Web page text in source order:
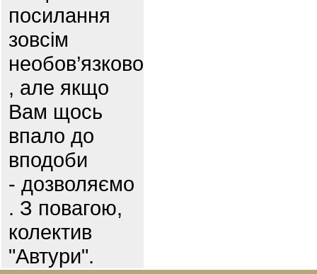
посилання
зовсім
необов’язково
, але якщо
Вам щось
впало до
вподоби
- дозволяємо
. З повагою,
колектив
"Автури".